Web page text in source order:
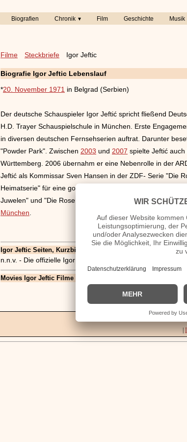
Biografien Chronik Film Geschichte Musik
Filme Steckbriefe Igor Jeftic
Biografie Igor Jeftic Lebenslauf
*20. November 1971 in Belgrad (Serbien)
Der deutsche Schauspieler Igor Jeftić spricht fließend
H.D. Trayer Schauspielschule in München. Erste
in diversen deutschen Fernsehserien auftrat. Darunter
"Powder Park". Zwischen 2003 und 2007 spielte Jeftić
Württemberg. 2006 übernahm er eine Nebenrolle in der
Jeftić als Kommissar Sven Hansen in der ZDF- Serie "Die
Heimatserie" für eine goldene Kamera nominiert. Neben
Juwelen" und "Die Rosenheim-Cops-Kalter Tod" mit ihm
München.
Igor Jeftic Seiten, Kurzbio, Familie, verheiratet, Herkunft etc.
n.n.v. - Die offizielle Igor Jeftic Homepage / Facebook / X /
Movies Igor Jeftic Filme
| ©
|